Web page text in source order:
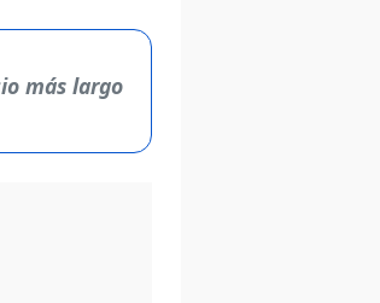
más largo